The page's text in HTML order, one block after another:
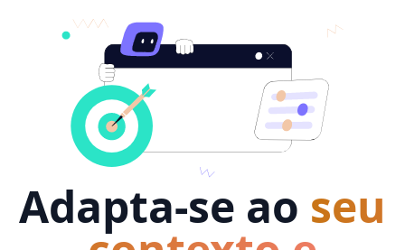
Adapta-se ao seu